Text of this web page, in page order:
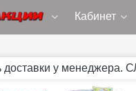
Кабинет
доставки у менеджера.